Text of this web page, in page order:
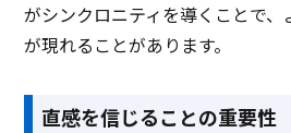
がシンクロニティを導くことで
が現れることがあります。
直感を信じることの重要性